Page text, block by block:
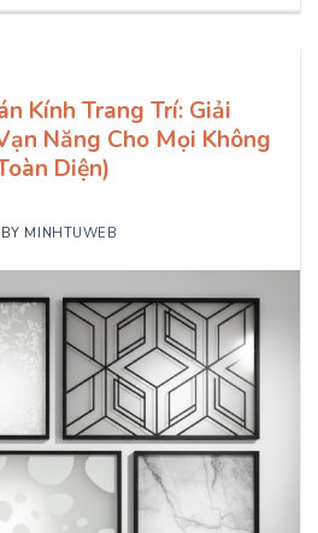
Kính Trang Trí: Giải
Năng Cho Mọi Không
Diện)
BY MINHTUWEB